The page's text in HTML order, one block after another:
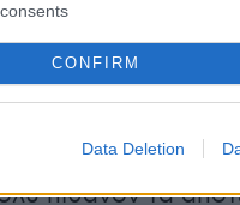
CONFIRM
Data Deletion
φάκελου του
από την νεκροτομή
κάποια σαφής
βιοχημικές και
πιθανόν τα